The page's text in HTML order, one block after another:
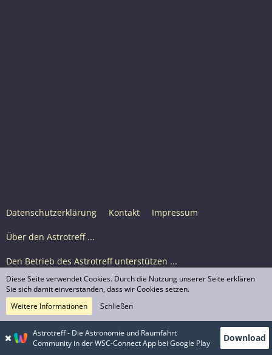
Datenschutzerklärung Kontakt Impressum
Über den Astrotreff ...
Den Betrieb des Astrotreff unterstützen ...
Nutzungsbedingungen
© Astrotreff 2001-2026, lizenziert unter CC BY-SA,
sofern für einzelne Inhalte nicht anders angegeben
Astrotreff - Die Astronomie und Raumfahrt
Community in der WSC-Connect App bei Google Play
Download
Diese Seite verwendet Cookies. Durch die Nutzung unserer Seite erklären
Sie sich damit einverstanden, dass wir Cookies setzen.
Weitere Informationen
Schließen